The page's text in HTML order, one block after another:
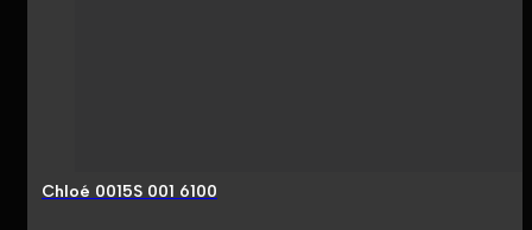
Chloé 0015S 001 6100